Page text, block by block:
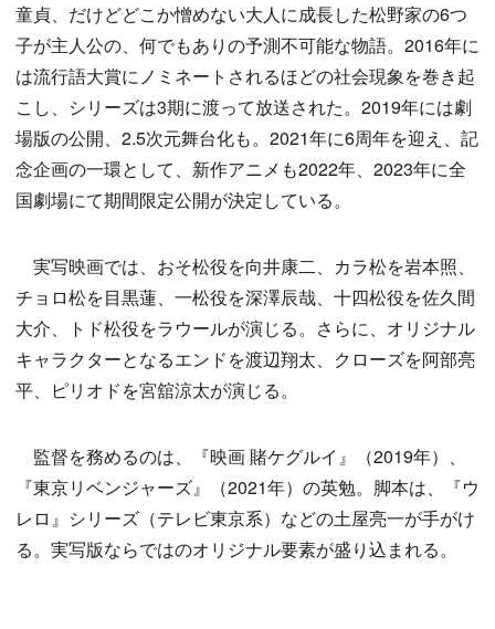
童貞、だけどどこか憎めない大人に成長した松野家の6つ
子が主人公の、何でもありの予測不可能な物語。2016年に
は流行語大賞にノミネートされるほどの社会現象を巻き起
こし、シリーズは3期に渡って放送された。2019年には劇
場版の公開、2.5次元舞台化も。2021年に6周年を迎え、記
念企画の一環として、新作アニメも2022年、2023年に全
国劇場にて期間限定公開が決定している。
実写映画では、おそ松役を向井康二、カラ松を岩本照、
チョロ松を目黒蓮、一松役を深澤辰哉、十四松役を佐久間
大介、トド松役をラウールが演じる。さらに、オリジナル
キャラクターとなるエンドを渡辺翔太、クローズを阿部亮
平、ピリオドを宮舘涼太が演じる。
監督を務めるのは、『映画 賭ケグルイ』（2019年）、
『東京リベンジャーズ』（2021年）の英勉。脚本は、『ウ
レロ』シリーズ（テレビ東京系）などの土屋亮一が手がけ
る。実写版ならではのオリジナル要素が盛り込まれる。